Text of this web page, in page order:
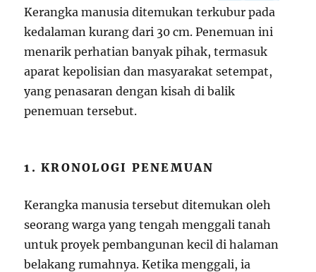
Kerangka manusia ditemukan terkubur pada
kedalaman kurang dari 30 cm. Penemuan ini
menarik perhatian banyak pihak, termasuk
aparat kepolisian dan masyarakat setempat,
yang penasaran dengan kisah di balik
penemuan tersebut.
1. KRONOLOGI PENEMUAN
Kerangka manusia tersebut ditemukan oleh
seorang warga yang tengah menggali tanah
untuk proyek pembangunan kecil di halaman
belakang rumahnya. Ketika menggali, ia